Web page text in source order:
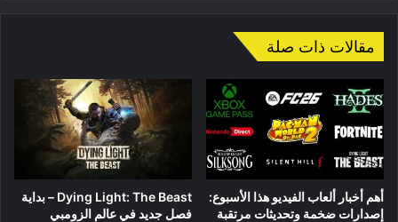
مقالات ذات صلة
أهم أخبار ألعاب الفيديو هذا الأسبوع:
إصدارات ضخمة وتحديثات مرتقبة
Dying Light: The Beast – بداية
فصل جديد في عالم الزومبي